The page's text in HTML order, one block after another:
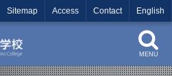
Sitemap Access Contact English
MENU